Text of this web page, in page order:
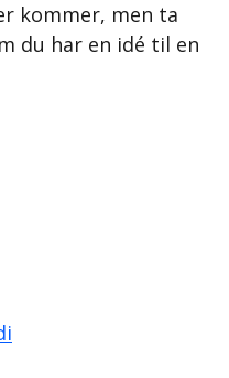
kommer, men ta
du har en idé til en